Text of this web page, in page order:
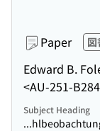
Paper 図
Edward B.
<AU-251-
Subject Heading